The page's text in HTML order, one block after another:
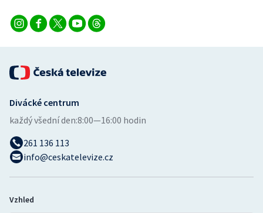
Divácké centrum
každý všední den:8:00—16:00 hodin
261 136 113
info@ceskatelevize.cz
Vzhled